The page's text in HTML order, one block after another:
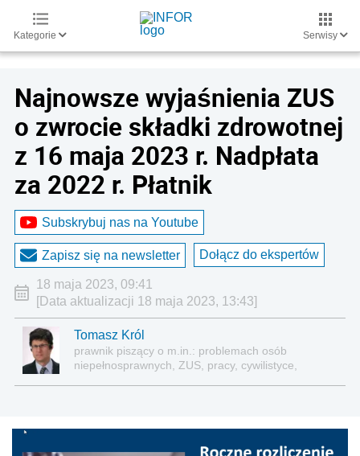
Kategorie Serwisy
Najnowsze wyjaśnienia ZUS
o zwrocie składki zdrowotnej
z 16 maja 2023 r. Nadpłata
za 2022 r. Płatnik
Subskrybuj nas na Youtube
Zapisz się na newsletter Dołącz do ekspertów
18 maja 2023, 09:41
[Data aktualizacji 18 maja 2023, 13:43]
Tomasz Król
prawnik piszący o m.in.: problemach osób
niepełnosprawnych, ZUS, pracy, cywilistyce,